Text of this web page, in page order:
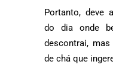
Portanto, deve
do dia onde
descontrai,
de chá que